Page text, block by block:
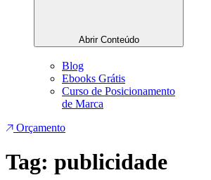
Abrir Conteúdo
Blog
Ebooks Grátis
Curso de Posicionamento
de Marca
Orçamento
Tag: publicidade